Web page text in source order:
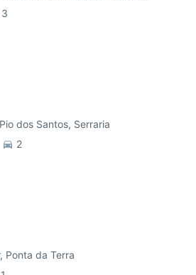
3
dos Santos, Serraria
2
Ponta da Terra